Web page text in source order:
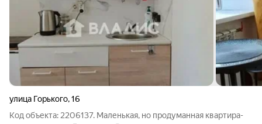
улица Горького,16
Код объекта: 2206137. Маленькая, но продуманная квартира-